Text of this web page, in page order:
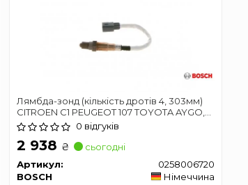
Лямбда-зонд (кількість дротів 4, 303мм)
CITROEN C1 PEUGEOT 107 TOYOTA AYGO,
YARIS, YARIS / VIOS 1.0/1.0LPG 06.05-06.20
0 відгуків
2 938 ₴
сьогодні
Артикул:
0258006720
BOSCH
Німеччина